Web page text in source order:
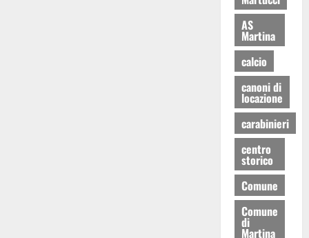
AS
Martina
calcio
canoni di
locazione
carabinieri
centro
storico
Comune
Comune
di
Martina